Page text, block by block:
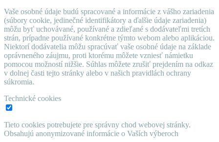
Vaše osobné údaje budú spracované a informácie z vášho zariadenia
(súbory cookie, jedinečné identifikátory a ďalšie údaje zariadenia)
môžu byť uchovávané, používané a zdieľané s dodávateľmi tretích
strán, prípadne používané konkrétne týmto webom alebo aplikáciou.
Niektorí dodávatelia môžu spracúvať vaše osobné údaje na základe
oprávneného záujmu, proti ktorému môžete vzniesť námietku
pomocou možností nižšie. Súhlas môžete zrušiť prejdením na odkaz
v dolnej časti tejto stránky alebo v našich pravidlách ochrany
súkromia.
Technické cookies
Tieto cookies potrebujete pre správny chod webovej stránky.
Obsahujú anonymizované informácie o Vaších výberoch